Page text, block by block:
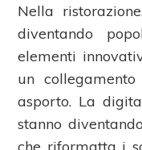
Nella
diventando
elementi
un
asporto. La
stanno
che riformatta i